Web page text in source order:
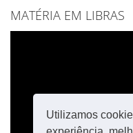
Utilizamos
MATÉRIA EM LIBRAS